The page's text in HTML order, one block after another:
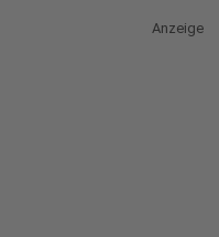
Anzeige